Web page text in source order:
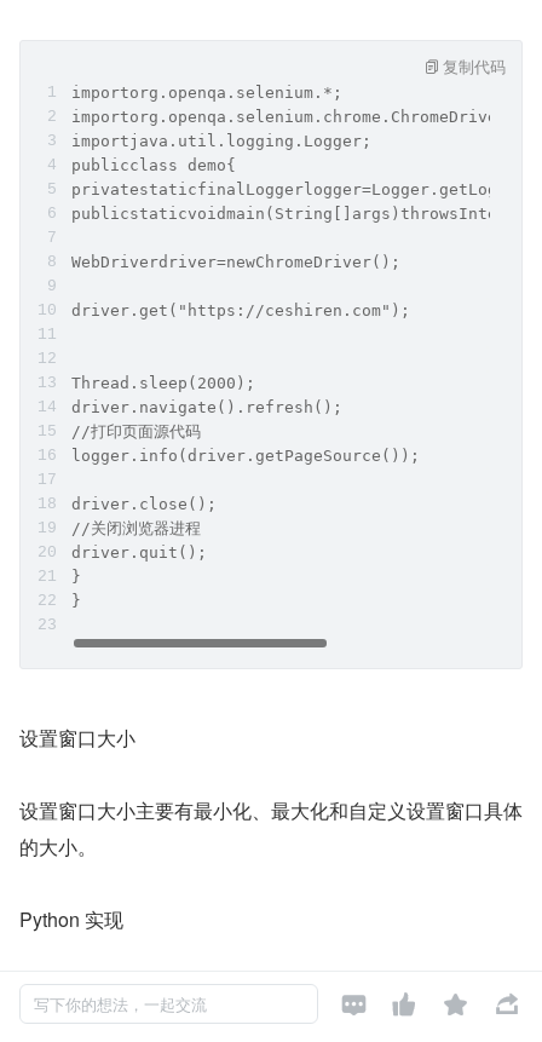
importorg.openqa.selenium.*;
importorg.openqa.selenium.chrome.ChromeDriver;
importjava.util.logging.Logger;
publicclass demo{
WebDriverdriver=newChromeDriver();
driver.get("https://ceshiren.com");
Thread.sleep(2000);
driver.navigate().refresh();
//打印页面源代码
logger.info(driver.getPageSource());
driver.close();
//关闭浏览器进程
driver.quit();
}
}
复制代码
设置窗口大小
设置窗口大小主要有最小化、最大化和自定义设置窗口具体
的大小。
Python 实现
from selenium import webdriver
复制代码
写下你的想法，一起交流    